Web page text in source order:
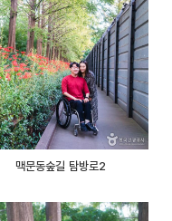
맥문동숲길 탐방로2